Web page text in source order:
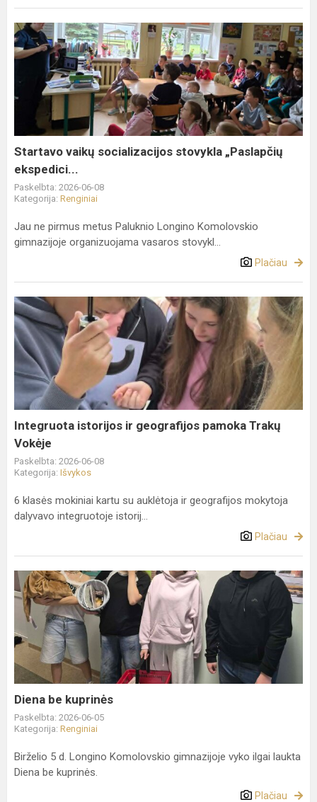
Startavo
vaikų
socializacijos
stovykla
„Paslapčių
ekspedici...
Startavo vaikų socializacijos stovykla „Paslapčių
ekspedici...
Paskelbta: 2026-06-08
Kategorija: Renginiai
Jau ne pirmus metus Paluknio Longino Komolovskio
gimnazijoje organizuojama vasaros stovykl...
Plačiau
Integruota
istorijos
ir
geografijos
pamoka
Trakų
Vokėje
Integruota istorijos ir geografijos pamoka Trakų
Vokėje
Paskelbta: 2026-06-08
Kategorija: Išvykos
6 klasės mokiniai kartu su auklėtoja ir geografijos mokytoja
dalyvavo integruotoje istorij...
Plačiau
Diena
be
kuprinės
Diena be kuprinės
Paskelbta: 2026-06-05
Kategorija: Renginiai
Birželio 5 d. Longino Komolovskio gimnazijoje vyko ilgai laukta
Diena be kuprinės.
Plačiau